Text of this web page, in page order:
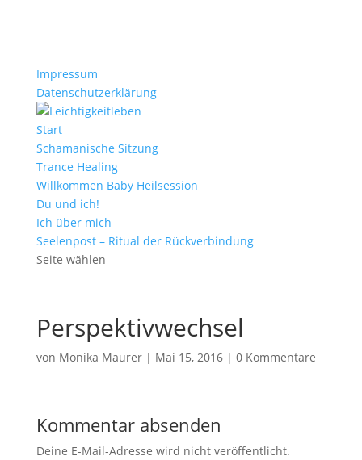
Impressum
Datenschutzerklärung
Start
Schamanische Sitzung
Trance Healing
Willkommen Baby Heilsession
Du und ich!
Ich über mich
Seelenpost – Ritual der Rückverbindung
Seite wählen
Perspektivwechsel
von Monika Maurer| Mai 15, 2016| 0 Kommentare
Kommentar absenden
Deine E-Mail-Adresse wird nicht veröffentlicht.